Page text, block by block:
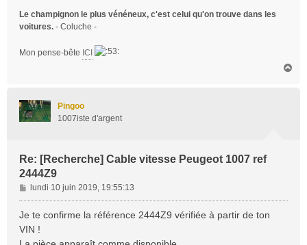
Le champignon le plus vénéneux, c'est celui qu'on trouve dans les
voitures. - Coluche -
Mon pense-bête ICI
Pingoo
1007iste d'argent
Re: [Recherche] Cable vitesse Peugeot 1007 ref
2444Z9
M
e
s
s
lundi 10 juin 2019, 19:55:13
Je te confirme la référence 2444Z9 vérifiée à partir de ton
VIN !